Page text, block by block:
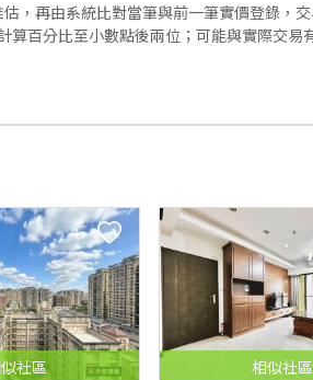
，再由系統比對當筆與前一筆實價登錄，
百分比至小數點後兩位；可能與實際交易
社區 相似社區